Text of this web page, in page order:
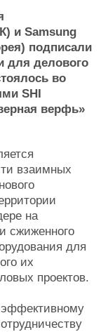
флота
и Samsung
подписали
для делового
во
SHI
верфь»
взаимных
на
сжиженного
для
их
проектов.
эффективному